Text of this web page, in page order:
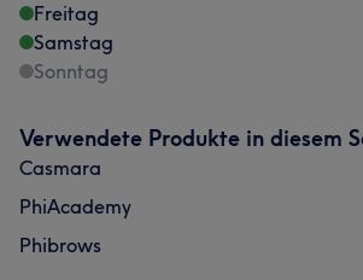
Freitag
Samstag
Sonntag
Verwendete Produkte in diesem
Casmara
PhiAcademy
Phibrows